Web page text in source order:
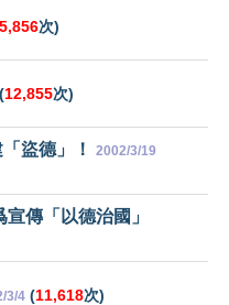
次)
(12,855次)
盜德」！ 2002/3/19
傳「以德治國」
3/4 (11,618次)